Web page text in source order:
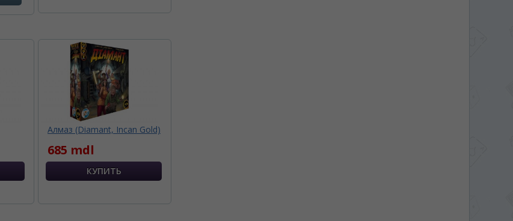
Алмаз (Diamant, Incan Gold)
685 mdl